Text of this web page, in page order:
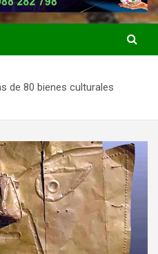
de 80 bienes culturales